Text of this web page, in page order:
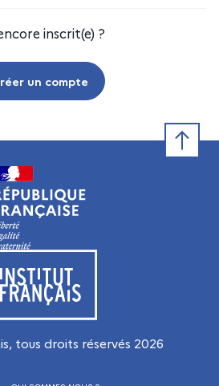
inscrit(e) ?
un compte
le site de l’Institut français
tous droits réservés 2026